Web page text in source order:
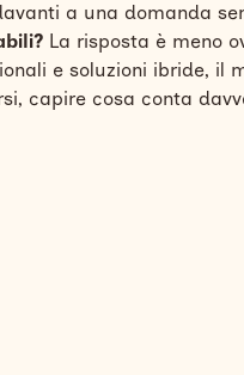
a una domanda
La risposta è meno
e soluzioni ibride, il
capire cosa conta